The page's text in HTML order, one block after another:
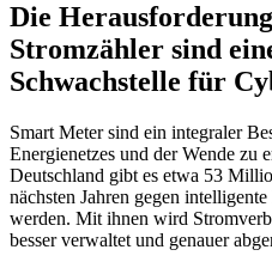
Die
Stromzähler sind
Schwachstelle für
Smart Meter sind ein integraler
Energienetzes und der Wende zu
Deutschland gibt es etwa 53
nächsten Jahren gegen
werden. Mit ihnen wird
besser verwaltet und genauer